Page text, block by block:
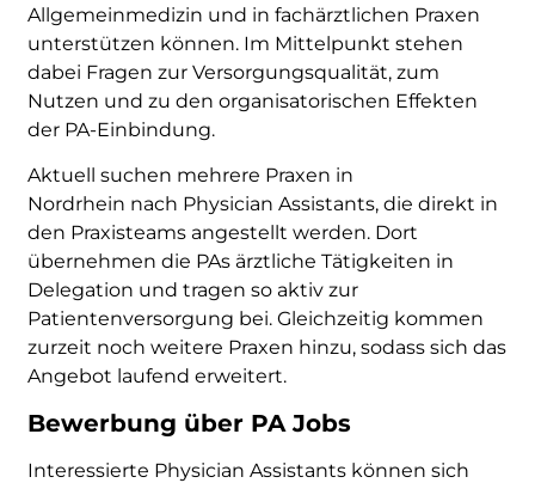
Allgemeinmedizin und in fachärztlichen Praxen
unterstützen können. Im Mittelpunkt stehen
dabei Fragen zur Versorgungsqualität, zum
Nutzen und zu den organisatorischen Effekten
der PA-Einbindung.
Aktuell suchen mehrere Praxen in
Nordrhein nach Physician Assistants, die direkt in
den Praxisteams angestellt werden. Dort
übernehmen die PAs ärztliche Tätigkeiten in
Delegation und tragen so aktiv zur
Patientenversorgung bei. Gleichzeitig kommen
zurzeit noch weitere Praxen hinzu, sodass sich das
Angebot laufend erweitert.
Bewerbung über PA Jobs
Interessierte Physician Assistants können sich